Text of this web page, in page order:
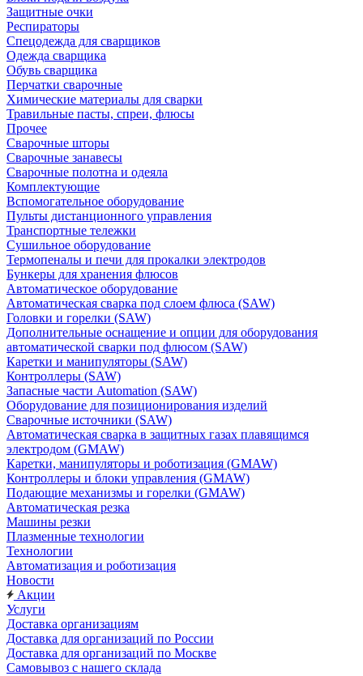
Защитные очки
Респираторы
Спецодежда для сварщиков
Одежда сварщика
Обувь сварщика
Перчатки сварочные
Химические материалы для сварки
Травильные пасты, спреи, флюсы
Прочее
Сварочные шторы
Сварочные занавесы
Сварочные полотна и одеяла
Комплектующие
Вспомогательное оборудование
Пульты дистанционного управления
Транспортные тележки
Сушильное оборудование
Термопеналы и печи для прокалки электродов
Бункеры для хранения флюсов
Автоматическое оборудование
Автоматическая сварка под слоем флюса (SAW)
Головки и горелки (SAW)
Дополнительные оснащение и опции для оборудования
автоматической сварки под флюсом (SAW)
Каретки и манипуляторы (SAW)
Контроллеры (SAW)
Запасные части Automation (SAW)
Оборудование для позиционирования изделий
Сварочные источники (SAW)
Автоматическая сварка в защитных газах плавящимся
электродом (GMAW)
Каретки, манипуляторы и роботизация (GMAW)
Контроллеры и блоки управления (GMAW)
Подающие механизмы и горелки (GMAW)
Автоматическая резка
Машины резки
Плазменные технологии
Технологии
Автоматизация и роботизация
Новости
Акции
Услуги
Доставка организациям
Доставка для организаций по России
Доставка для организаций по Москве
Самовывоз с нашего склада